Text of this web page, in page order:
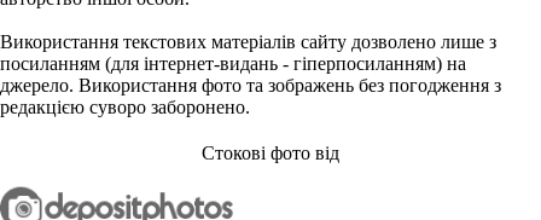
Використання текстових матеріалів сайту дозволено лише з
посиланням (для інтернет-видань - гіперпосиланням) на
джерело. Використання фото та зображень без погодження з
редакцією суворо заборонено.
Стокові фото від